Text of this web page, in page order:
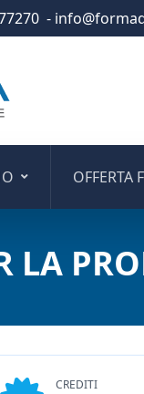
-
OFFERTA
LA
CREDITI